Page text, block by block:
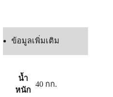
ข้อมูลเพิ่มเติม
น้ำ
หนัก
40 กก.